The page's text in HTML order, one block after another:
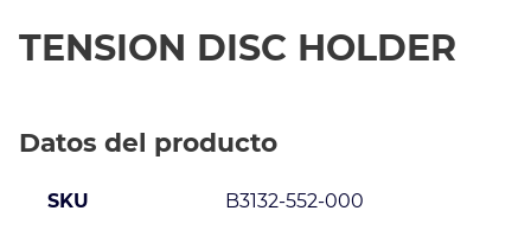
TENSION DISC HOLDER
Datos del producto
SKU B3132-552-000